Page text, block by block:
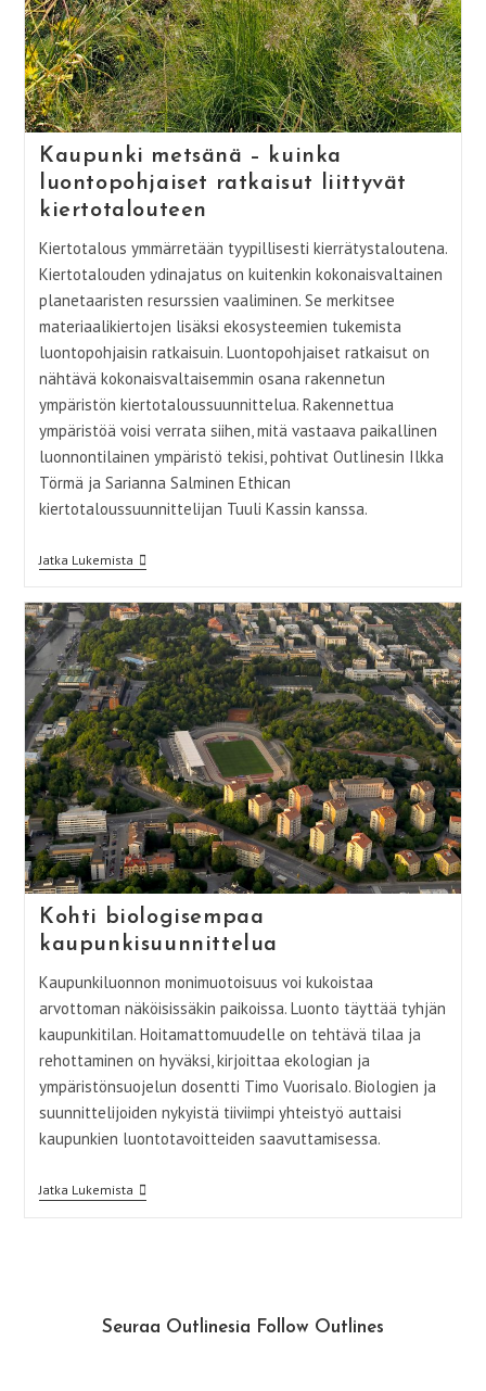
Kaupunki metsänä – kuinka
luontopohjaiset ratkaisut liittyvät
kiertotalouteen
Kiertotalous ymmärretään tyypillisesti kierrätystaloutena.
Kiertotalouden ydinajatus on kuitenkin kokonaisvaltainen
planetaaristen resurssien vaaliminen. Se merkitsee
materiaalikiertojen lisäksi ekosysteemien tukemista
luontopohjaisin ratkaisuin. Luontopohjaiset ratkaisut on
nähtävä kokonaisvaltaisemmin osana rakennetun
ympäristön kiertotaloussuunnittelua. Rakennettua
ympäristöä voisi verrata siihen, mitä vastaava paikallinen
luonnontilainen ympäristö tekisi, pohtivat Outlinesin Ilkka
Törmä ja Sarianna Salminen Ethican
kiertotaloussuunnittelijan Tuuli Kassin kanssa.
Jatka LukemistaKaupunki
Kuinka
Luontopohjaiset
Ratkaisut
Liittyvät
Kiertotalouteen
Kohti biologisempaa
kaupunkisuunnittelua
Kaupunkiluonnon monimuotoisuus voi kukoistaa
arvottoman näköisissäkin paikoissa. Luonto täyttää tyhjän
kaupunkitilan. Hoitamattomuudelle on tehtävä tilaa ja
rehottaminen on hyväksi, kirjoittaa ekologian ja
ympäristönsuojelun dosentti Timo Vuorisalo. Biologien ja
suunnittelijoiden nykyistä tiiviimpi yhteistyö auttaisi
kaupunkien luontotavoitteiden saavuttamisessa.
Jatka LukemistaKohti
Biologisempaa
Seuraa Outlinesia Follow Outlines